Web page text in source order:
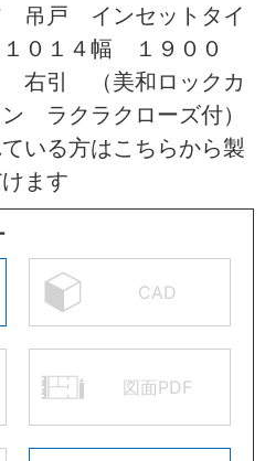
吊戸 インセットタイ
１４幅 １９００
右引 （美和ロックカ
ラクラクローズ付）
いる方はこちらから製
ます
CAD
図面PDF